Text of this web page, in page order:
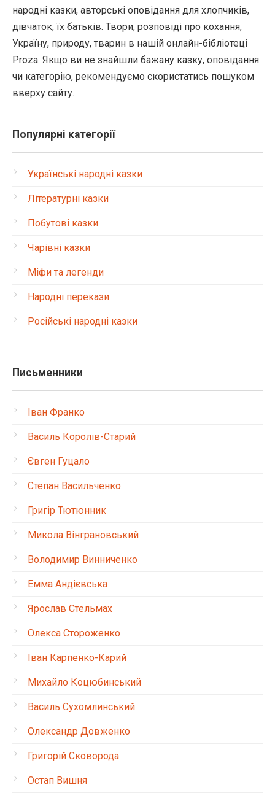
народні казки, авторські оповідання для хлопчиків,
дівчаток, їх батьків. Твори, розповіді про кохання,
Україну, природу, тварин в нашій онлайн-бібліотеці
Proza. Якщо ви не знайшли бажану казку, оповідання
чи категорію, рекомендуємо скористатись пошуком
вверху сайту.
Популярні категорії
Українські народні казки
Літературні казки
Побутові казки
Чарівні казки
Міфи та легенди
Народні перекази
Російські народні казки
Письменники
Іван Франко
Василь Королів-Старий
Євген Гуцало
Степан Васильченко
Григір Тютюнник
Микола Вінграновський
Володимир Винниченко
Емма Андієвська
Ярослав Стельмах
Олекса Стороженко
Іван Карпенко-Карий
Михайло Коцюбинський
Василь Сухомлинський
Олександр Довженко
Григорій Сковорода
Остап Вишня